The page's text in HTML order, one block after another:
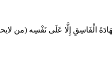
إِلَّا عَلَى‏ نَفْسِه‏ (من لایحضره